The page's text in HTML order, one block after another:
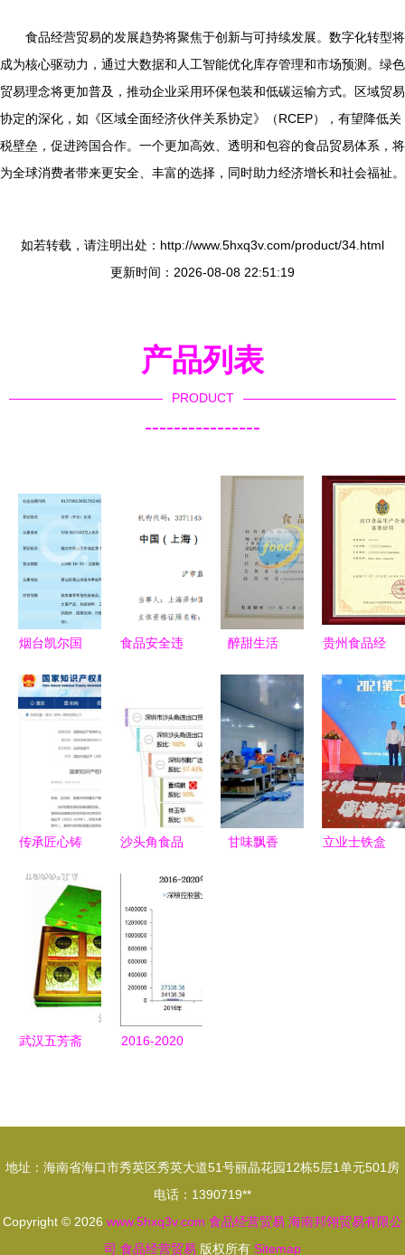
食品经营贸易的发展趋势将聚焦于创新与可持续发展。数字化转型将
成为核心驱动力，通过大数据和人工智能优化库存管理和市场预测。绿色
贸易理念将更加普及，推动企业采用环保包装和低碳运输方式。区域贸易
协定的深化，如《区域全面经济伙伴关系协定》（RCEP），有望降低关
税壁垒，促进跨国合作。一个更加高效、透明和包容的食品贸易体系，将
为全球消费者带来更安全、丰富的选择，同时助力经济增长和社会福祉。
如若转载，请注明出处：http://www.5hxq3v.com/product/34.html
更新时间：2026-08-08 22:51:19
产品列表
PRODUCT
----------------
烟台凯尔国
步推进食品
食品安全违
贸易公司因
多种问题被
罚6.5万元
醉甜生活
以匠心与美
味连接每一
个美好瞬间
贵州食品经
进出口资质
代办全流程
解析
传承匠心铸
铺子引领食
贸新风尚
沙头角食品
从生产商贸
到跨境经营
的新征程
甘味飘香
立业士铁盒
武汉五芳斋
2016-2020
贸易）分析
地址：海南省海口市秀英区秀英大道51号丽晶花园12栋5层1单元501房
电话：1390719**
Copyright © 2026 www.5hxq3v.com 食品经营贸易 海南邦翎贸易有限公
司 食品经营贸易 版权所有 Sitemap